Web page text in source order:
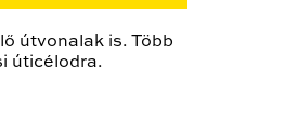
útvonalak is. Több
úticélodra.